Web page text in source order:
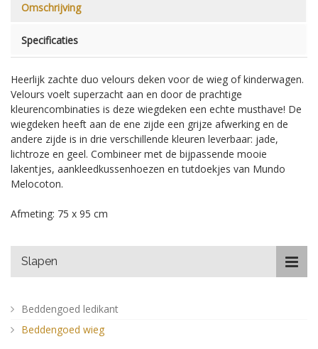
Omschrijving
Specificaties
Heerlijk zachte duo velours deken voor de wieg of kinderwagen.
Velours voelt superzacht aan en door de prachtige
kleurencombinaties is deze wiegdeken een echte musthave! De
wiegdeken heeft aan de ene zijde een grijze afwerking en de
andere zijde is in drie verschillende kleuren leverbaar: jade,
lichtroze en geel. Combineer met de bijpassende mooie
lakentjes, aankleedkussenhoezen en tutdoekjes van Mundo
Melocoton.
Afmeting: 75 x 95 cm
Slapen
Beddengoed ledikant
Beddengoed wieg